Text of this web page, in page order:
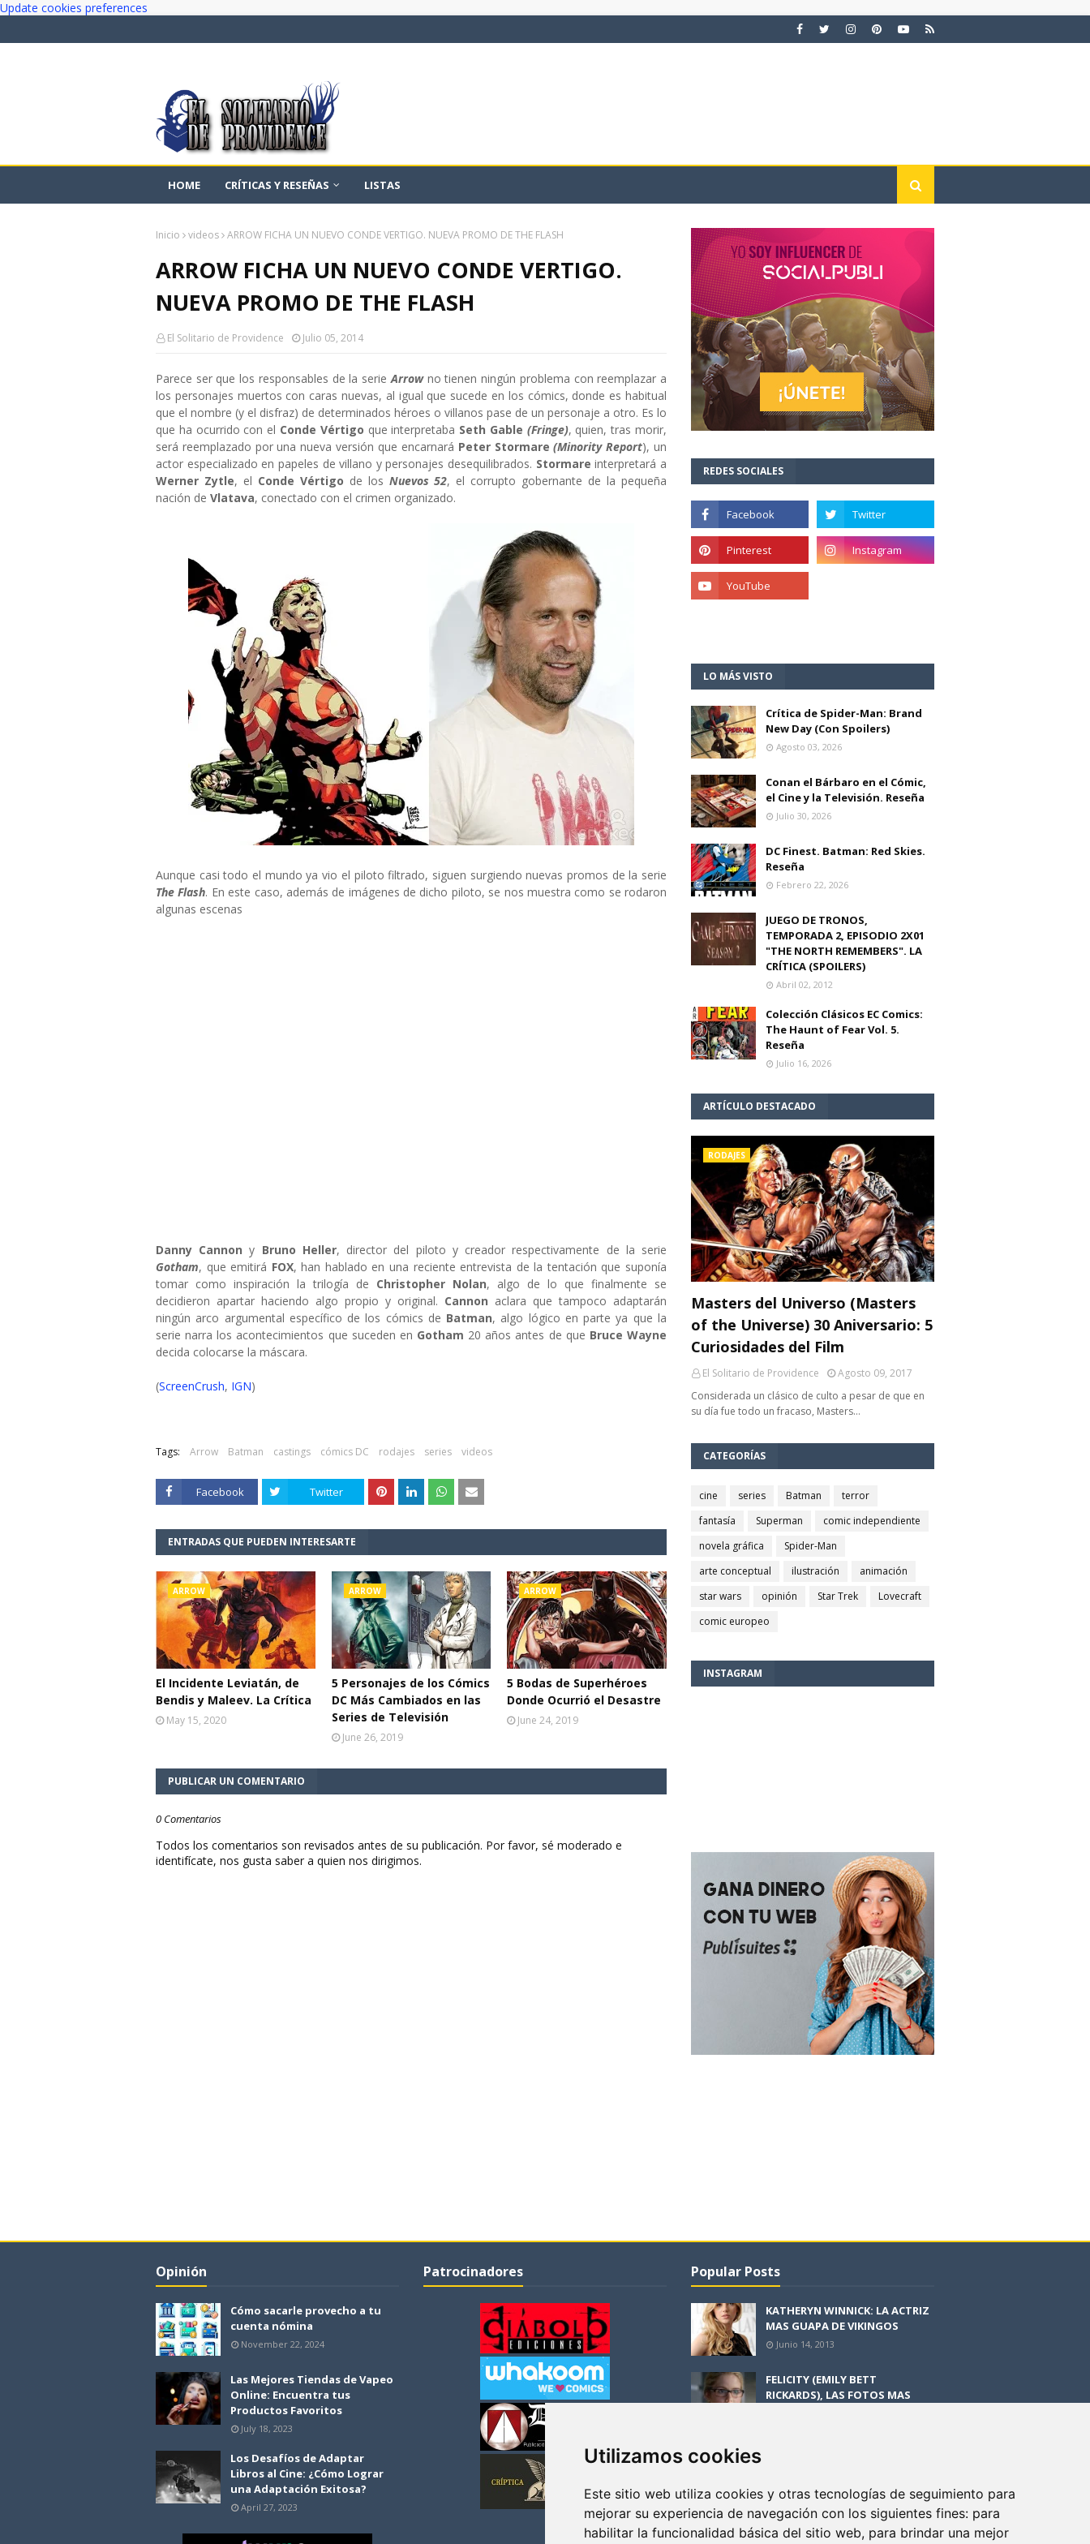
Utilizamos cookies
Este sitio web utiliza cookies y otras tecnologías de seguimiento para
mejorar su experiencia de navegación con los siguientes fines: para
habilitar la funcionalidad básica del sitio web, para brindar una mejor
Update cookies preferences
HOME CRÍTICAS Y RESEÑAS LISTAS
Inicio videos ARROW FICHA UN NUEVO CONDE VERTIGO. NUEVA PROMO DE THE FLASH
ARROW FICHA UN NUEVO CONDE VERTIGO.
NUEVA PROMO DE THE FLASH
El Solitario de Providence Julio 05, 2014
Parece ser que los responsables de la serieArrow no tienen ningún problema con reemplazar a
los personajes muertos con caras nuevas, al igual que sucede en los cómics, donde es habitual
que el nombre (y el disfraz) de determinados héroes o villanos pase de un personaje a otro. Es lo
que ha ocurrido con el Conde Vértigo que interpretaba Seth Gable (Fringe), quien, tras morir,
será reemplazado por una nueva versión que encarnará Peter Stormare(Minority Report), un
actor especializado en papeles de villano y personajes desequilibrados. Stormareinterpretará a
Werner Zytle, el Conde Vértigo de los Nuevos 52, el corrupto gobernante de la pequeña
nación de Vlatava, conectado con el crimen organizado.
Aunque casi todo el mundo ya vio el piloto filtrado, siguen surgiendo nuevas promos de la serie
The Flash. En este caso, además de imágenes de dicho piloto, se nos muestra como se rodaron
algunas escenas
Danny Cannon y Bruno Heller, director del piloto y creador respectivamente de la serie
Gotham, que emitirá FOX, han hablado en una reciente entrevista de la tentación que suponía
tomar como inspiración la trilogía de Christopher Nolan, algo de lo que finalmente se
decidieron apartar haciendo algo propio y original. Cannon aclara que tampoco adaptarán
ningún arco argumental específico de los cómics de Batman, algo lógico en parte ya que la
serie narra los acontecimientos que suceden en Gotham 20 años antes de que Bruce Wayne
decida colocarse la máscara.
(ScreenCrush, IGN)
Tags: Arrow Batman castings cómics DC rodajes series videos
Facebook Twitter
ENTRADAS QUE PUEDEN INTERESARTE
ARROW
El Incidente Leviatán, de
Bendis y Maleev. La Crítica
May 15, 2020
ARROW
5 Personajes de los Cómics
DC Más Cambiados en las
Series de Televisión
June 26, 2019
ARROW
5 Bodas de Superhéroes
Donde Ocurrió el Desastre
June 24, 2019
PUBLICAR UN COMENTARIO
0 Comentarios
Todos los comentarios son revisados antes de su publicación. Por favor, sé moderado e
identifícate, nos gusta saber a quien nos dirigimos.
REDES SOCIALES
LO MÁS VISTO
Crítica de Spider-Man: Brand
New Day (Con Spoilers)
Agosto 03, 2026
Conan el Bárbaro en el Cómic,
el Cine y la Televisión. Reseña
Julio 30, 2026
DC Finest. Batman: Red Skies.
Reseña
Febrero 22, 2026
JUEGO DE TRONOS,
TEMPORADA 2, EPISODIO 2X01
"THE NORTH REMEMBERS". LA
CRÍTICA (SPOILERS)
Abril 02, 2012
Colección Clásicos EC Comics:
The Haunt of Fear Vol. 5.
Reseña
Julio 16, 2026
ARTÍCULO DESTACADO
RODAJES
Masters del Universo (Masters
of the Universe) 30 Aniversario: 5
Curiosidades del Film
El Solitario de Providence
Agosto 09, 2017
Considerada un clásico de culto a pesar de que en
su día fue todo un fracaso, Masters…
CATEGORÍAS
cine series Batman
terror
fantasía
Superman
comic independiente
novela gráfica
Spider-Man
arte conceptual
ilustración
animación
star wars
opinión Star Trek
Lovecraft
comic europeo
INSTAGRAM
Opinión
Cómo sacarle provecho a tu
cuenta nómina
November 22, 2024
Las Mejores Tiendas de Vapeo
Online: Encuentra tus
Productos Favoritos
July 18, 2023
Los Desafíos de Adaptar
Libros al Cine: ¿Cómo Lograr
una Adaptación Exitosa?
April 27, 2023
Patrocinadores Popular Posts
KATHERYN WINNICK: LA ACTRIZ
MAS GUAPA DE VIKINGOS
Junio 14, 2013
FELICITY (EMILY BETT
RICKARDS), LAS FOTOS MAS
HISTORIA. EPISODIO 3. LA
CRITICA
Mayo 17, 2012